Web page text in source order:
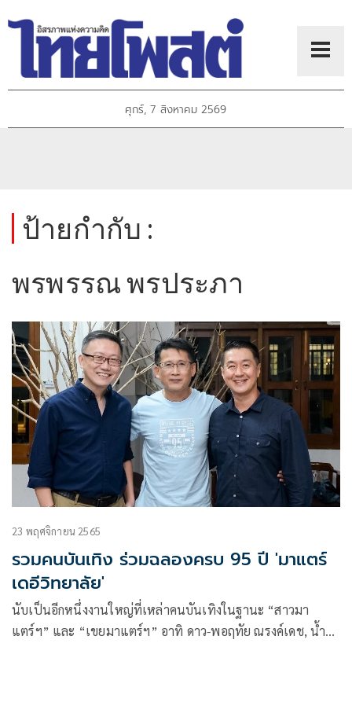
ศุกร์, 7 สิงหาคม 2569
ป้ายกำกับ :
พรพรรณ พรประภา
23 พฤศจิกายน 2565
รวมคนบันเทิง ร่วมฉลองครบ 95 ปี 'มาแตร์
เดอีวิทยาลัย'
นับเป็นอีกหนึ่งงานใหญ่ที่เหล่าคนบันเทิงในฐานะ “สาวมา
แตร์ฯ” และ “เขยมาแตร์ฯ” อาทิ ดาว-พอฤทัย ณรงค์เดช, น้ำ